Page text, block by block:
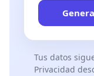
Tus datos
Privacidad